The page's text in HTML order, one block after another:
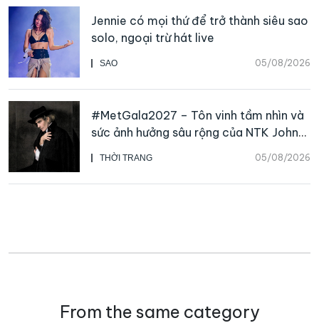
SAO 05/08/2026
Jennie có mọi thứ để trở thành siêu sao
solo, ngoại trừ hát live
THỜI TRANG 05/08/2026
#MetGala2027 – Tôn vinh tầm nhìn và
sức ảnh hưởng sâu rộng của NTK John
Galliano
From the same category